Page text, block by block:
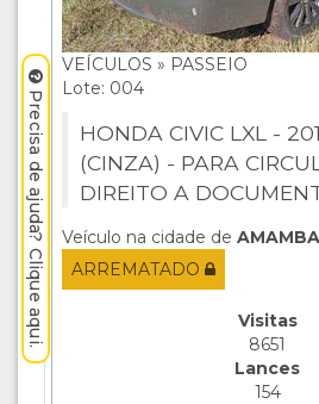
VEÍCULOS » PASSEIO
Lote: 004
HONDA CIVIC LXL -
(CINZA) - PARA
DIREITO A
Veículo na cidade de
ARREMATADO
Visitas
8651
Lances
154
Precisa de ajuda? Clique aqui.